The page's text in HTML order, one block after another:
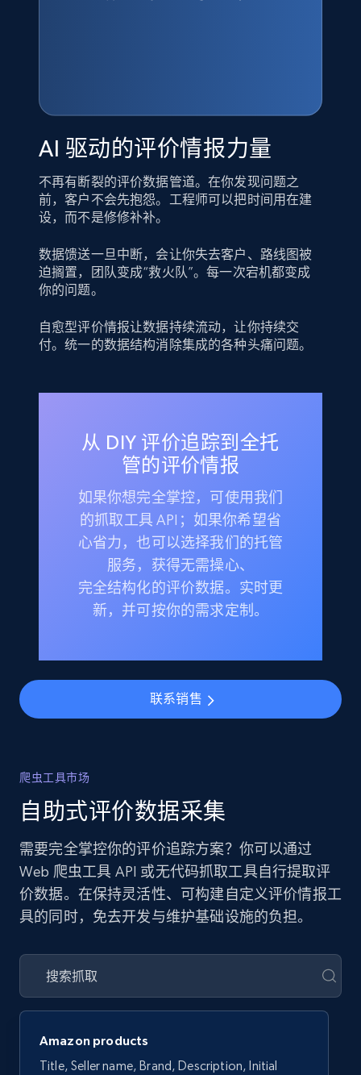
AI 驱动的评价情报力量
不再有断裂的评价数据管道。在你发现问题之
前，客户不会先抱怨。工程师可以把时间用在建
设，而不是修修补补。
数据馈送一旦中断，会让你失去客户、路线图被
迫搁置，团队变成“救火队”。每一次宕机都变成
你的问题。
自愈型评价情报让数据持续流动，让你持续交
付。统一的数据结构消除集成的各种头痛问题。
从 DIY 评价追踪到全托
管的评价情报
如果你想完全掌控，可使用我们
的抓取工具 API；如果你希望省
心省力，也可以选择我们的托管
服务，获得无需操心、
完全结构化的评价数据。实时更
新，并可按你的需求定制。
联系销售
爬虫工具市场
自助式评价数据采集
需要完全掌控你的评价追踪方案？你可以通过
Web 爬虫工具 API 或无代码抓取工具自行提取评
价数据。在保持灵活性、可构建自定义评价情报工
具的同时，免去开发与维护基础设施的负担。
Amazon products
Title, Seller name, Brand, Description, Initial